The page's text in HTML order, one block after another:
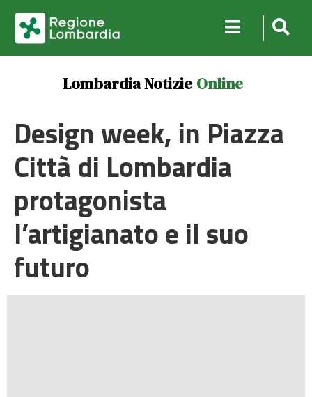
Lombardia Notizie Online
Design week, in Piazza
Città di Lombardia
protagonista
l’artigianato e il suo
futuro